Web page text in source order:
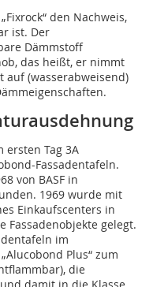
den Nachweis,
ist. Der
Dämmstoff
das heißt, er nimmt
auf (wasserabweisend)
ersten Tag 3A
Fassadentafeln.
von BASF in
1969 wurde mit
Einkaufscenters in
Fassadenobjekte gelegt.
im
Plus“ zum
die